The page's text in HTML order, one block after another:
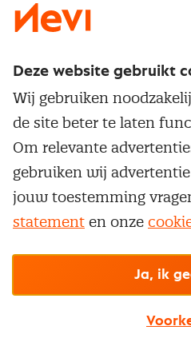
Deze website gebruikt
Wij gebruiken
de site beter te laten
Om relevante
gebruiken wij
jouw toestemming
statement en onze
Ja, ik